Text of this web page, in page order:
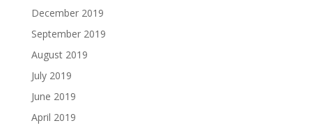
December 2019
September 2019
August 2019
July 2019
June 2019
April 2019